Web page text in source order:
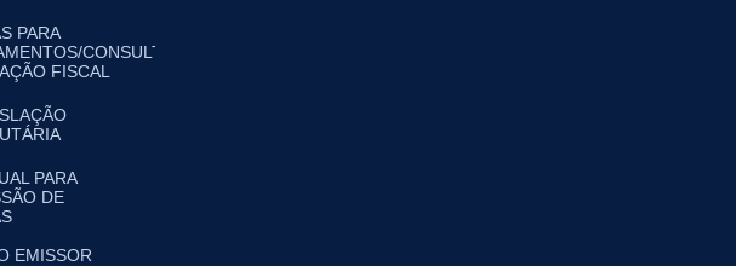
PARA
CONSULTA
FISCAL
PARA
DE
EMISSOR